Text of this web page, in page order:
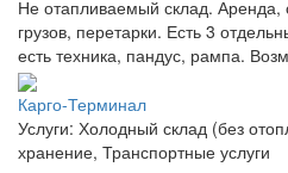
Не отапливаемый склад. Аренда,
грузов, перетарки. Есть 3
есть техника, пандус, рампа.
Карго-Терминал
Услуги: Холодный склад (без
хранение, Транспортные услуги